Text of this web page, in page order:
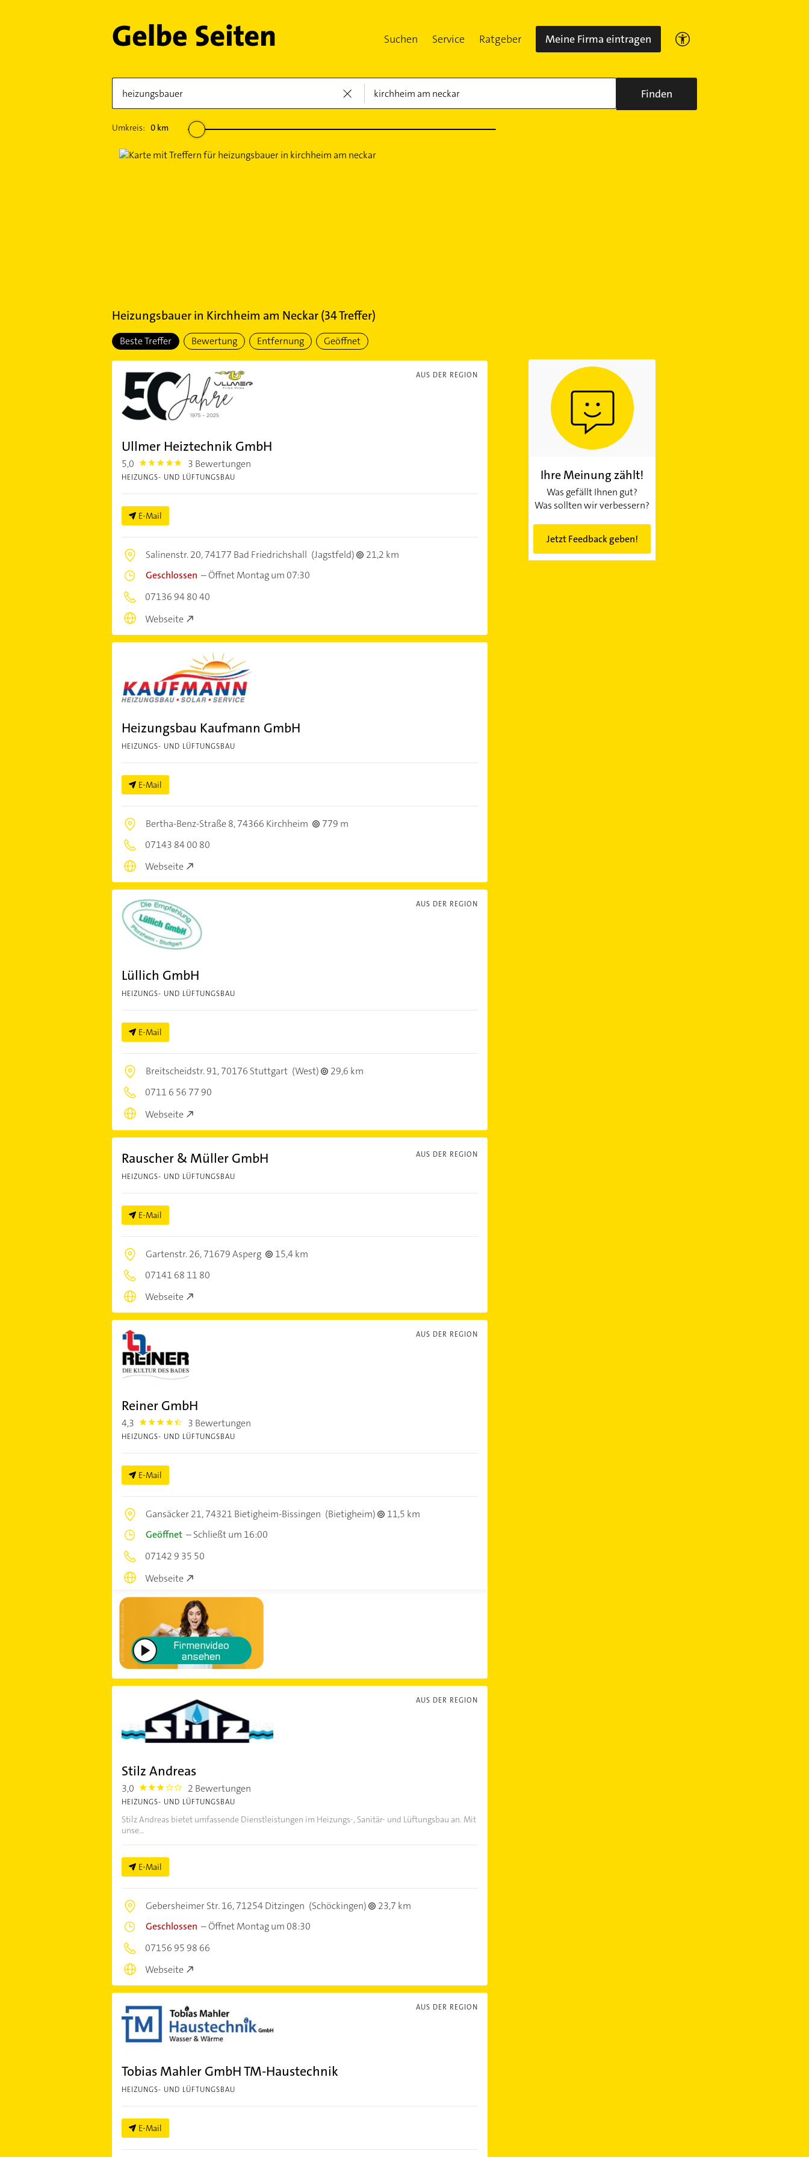
Suchen Service Ratgeber Meine Firma eintragen
Finden
Umkreis: 0km
Heizungsbauerin Kirchheim am Neckar(34Treffer)
Beste Treffer Bewertung Entfernung Geöffnet
AUS DER REGION
Ullmer Heiztechnik GmbH
5,0 5.0 3 Bewertungen
HEIZUNGS- UND LÜFTUNGSBAU
E-Mail
Salinenstr. 20,74177 Bad Friedrichshall (Jagstfeld)
21,2 km
Geschlossen –Öffnet Montag um 07:30
07136 94 80 40
Webseite
Heizungsbau Kaufmann GmbH
HEIZUNGS- UND LÜFTUNGSBAU
E-Mail
Bertha-Benz-Straße 8,74366 Kirchheim
779 m
07143 84 00 80
Webseite
AUS DER REGION
Lüllich GmbH
HEIZUNGS- UND LÜFTUNGSBAU
E-Mail
Breitscheidstr. 91,70176 Stuttgart (West)
29,6 km
0711 6 56 77 90
Webseite
AUS DER REGION
Rauscher & Müller GmbH
HEIZUNGS- UND LÜFTUNGSBAU
E-Mail
Gartenstr. 26,71679 Asperg
15,4 km
07141 68 11 80
Webseite
AUS DER REGION
Reiner GmbH
4,3 4.3 3 Bewertungen
HEIZUNGS- UND LÜFTUNGSBAU
E-Mail
Gansäcker 21,74321 Bietigheim-Bissingen (Bietigheim)
11,5 km
Geöffnet–Schließt um 16:00
07142 9 35 50
Webseite
AUS DER REGION
Stilz Andreas
3,0 3.0 2 Bewertungen
HEIZUNGS- UND LÜFTUNGSBAU
Stilz Andreas bietet umfassende Dienstleistungen im Heizungs-, Sanitär- und Lüftungsbau an. Mit
unse...
E-Mail
Gebersheimer Str. 16,71254 Ditzingen (Schöckingen)
23,7 km
Geschlossen –Öffnet Montag um 08:30
07156 95 98 66
Webseite
AUS DER REGION
Tobias Mahler GmbH TM-Haustechnik
HEIZUNGS- UND LÜFTUNGSBAU
E-Mail
Ihre Meinung zählt!
Was gefällt Ihnen gut?
Was sollten wir verbessern?
Jetzt Feedback geben!